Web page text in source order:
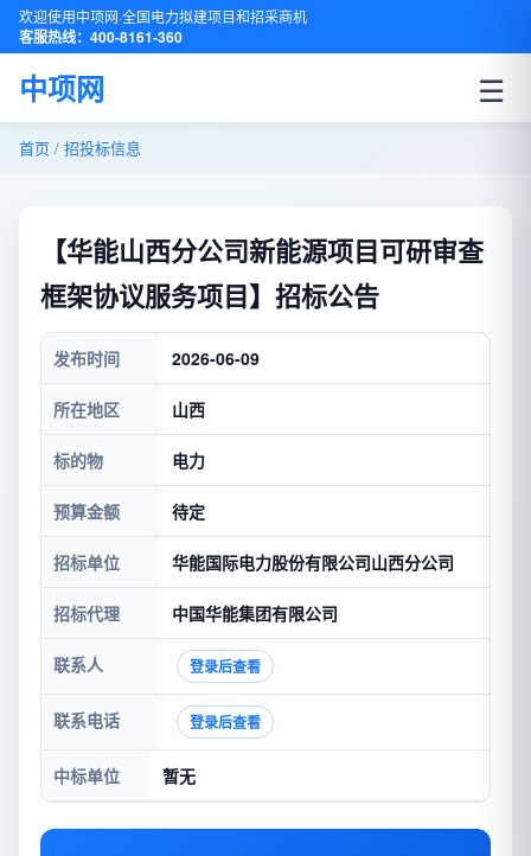
欢迎使用中项网·全国电力拟建项目和招采商机
客服热线：400-8161-360
中项网 ☰
首页 / 招投标信息
【华能山西分公司新能源项目可研审查
框架协议服务项目】招标公告
发布时间 2026-06-09
所在地区 山西
标的物 电力
预算金额 待定
招标单位 华能国际电力股份有限公司山西分公司
招标代理 中国华能集团有限公司
联系人 登录后查看
联系电话 登录后查看
中标单位 暂无